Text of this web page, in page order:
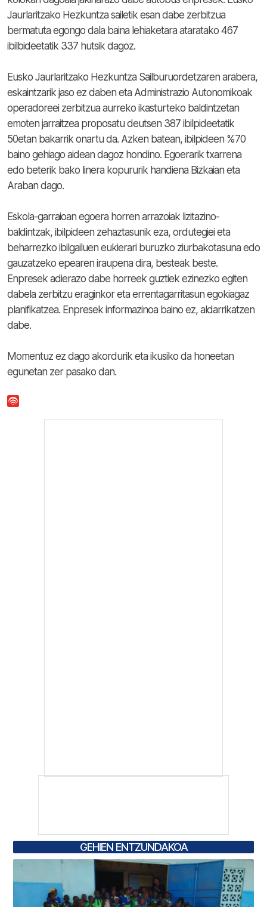
Jaurlaritzako Hezkuntza sailetik esan dabe zerbitzua
bermatuta egongo dala baina lehiaketara ataratako 467
ibilbideetatik 337 hutsik dagoz.
Eusko Jaurlaritzako Hezkuntza Sailburuordetzaren arabera,
eskaintzarik jaso ez daben eta Administrazio Autonomikoak
operadoreei zerbitzua aurreko ikasturteko baldintzetan
emoten jarraitzea proposatu deutsen 387 ibilpideetatik
50etan bakarrik onartu da. Azken batean, ibilpideen %70
baino gehiago aidean dagoz hondino. Egoerarik txarrena
edo beterik bako linera kopururik handiena Bizkaian eta
Araban dago.
Eskola-garraioan egoera horren arrazoiak lizitazino-
baldintzak, ibilpideen zehaztasunik eza, ordutegiei eta
beharrezko ibilgailuen eukierari buruzko ziurbakotasuna edo
gauzatzeko epearen iraupena dira, besteak beste.
Enpresek adierazo dabe horreek guztiek ezinezko egiten
dabela zerbitzu eraginkor eta errentagarritasun egokiagaz
planifikatzea. Enpresek informazinoa baino ez, aldarrikatzen
dabe.
Momentuz ez dago akordurik eta ikusiko da honeetan
egunetan zer pasako dan.
GEHIEN ENTZUNDAKOA